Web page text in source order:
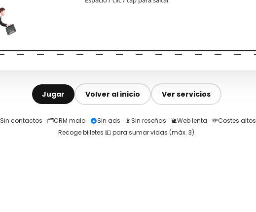
Jugar Volver al inicio Ver servicios
Sin contactos · 🗂️CRM malo · Sin ads · 📵Sin reseñas · 🐌Web lenta · 💸Costes altos
Recoge billetes 💵 para sumar vidas (máx. 3).